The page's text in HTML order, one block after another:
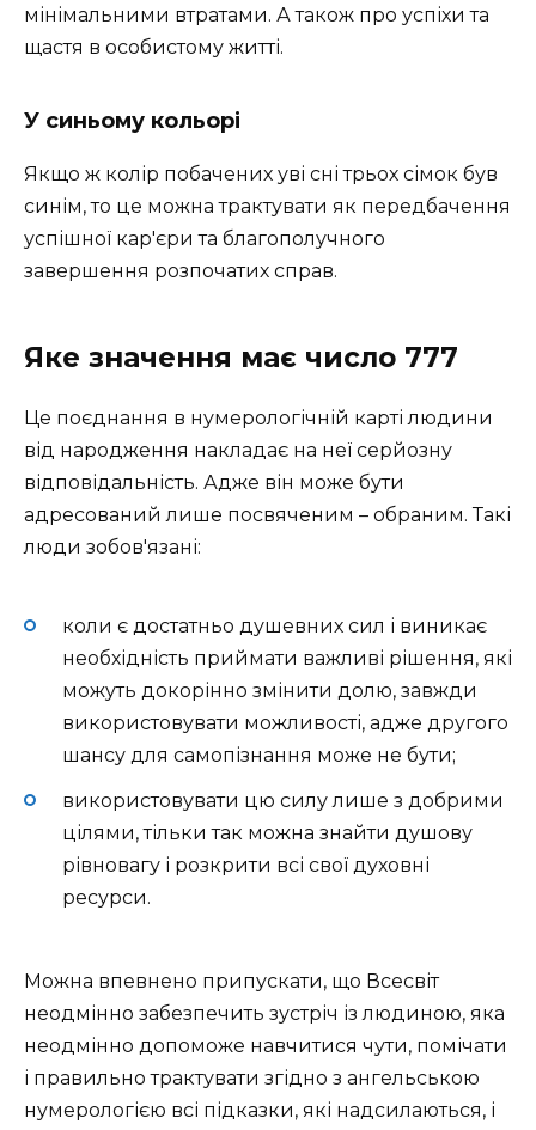
мінімальними втратами. А також про успіхи та
щастя в особистому житті.
У синьому кольорі
Якщо ж колір побачених уві сні трьох сімок був
синім, то це можна трактувати як передбачення
успішної кар'єри та благополучного
завершення розпочатих справ.
Яке значення має число 777
Це поєднання в нумерологічній карті людини
від народження накладає на неї серйозну
відповідальність. Адже він може бути
адресований лише посвяченим – обраним. Такі
люди зобов'язані:
коли є достатньо душевних сил і виникає
необхідність приймати важливі рішення, які
можуть докорінно змінити долю, завжди
використовувати можливості, адже другого
шансу для самопізнання може не бути;
використовувати цю силу лише з добрими
цілями, тільки так можна знайти душову
рівновагу і розкрити всі свої духовні
ресурси.
Можна впевнено припускати, що Всесвіт
неодмінно забезпечить зустріч із людиною, яка
неодмінно допоможе навчитися чути, помічати
і правильно трактувати згідно з ангельською
нумерологією всі підказки, які надсилаються, і